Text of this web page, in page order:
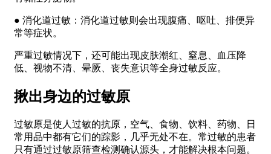
● 消化道过敏：消化道过敏则会出现腹痛、呕吐、排便异
常等症状。
严重过敏情况下，还可能出现皮肤潮红、窒息、血压降
低、视物不清、晕厥、丧失意识等全身过敏反应。
揪出身边的过敏原
过敏原是使人过敏的抗原，空气、食物、饮料、药物、日
常用品中都有它们的踪影，几乎无处不在。常过敏的患者
只有通过过敏原筛查检测确认源头，才能解决根本问题。